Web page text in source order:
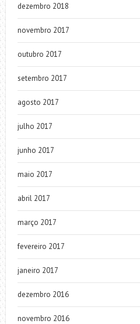
dezembro 2018
novembro 2017
outubro 2017
setembro 2017
agosto 2017
julho 2017
junho 2017
maio 2017
abril 2017
março 2017
fevereiro 2017
janeiro 2017
dezembro 2016
novembro 2016